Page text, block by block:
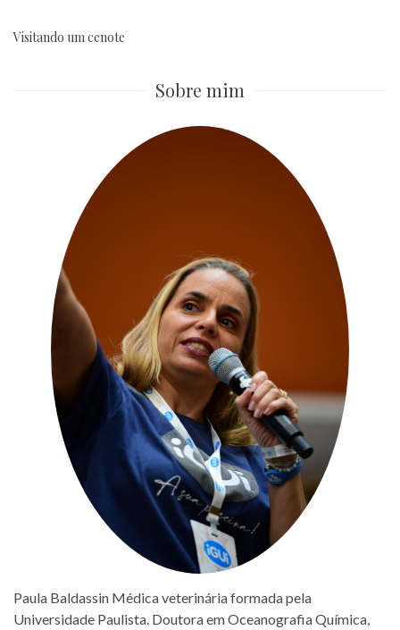
Visitando um cenote
Sobre mim
Paula Baldassin Médica veterinária formada pela
Universidade Paulista. Doutora em Oceanografia Química,